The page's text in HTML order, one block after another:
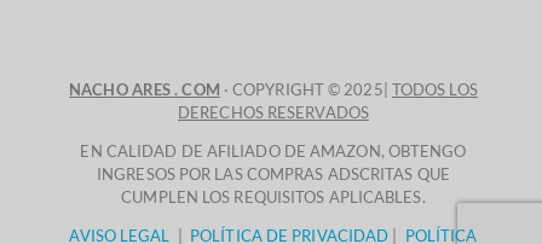
NACHO ARES . COM · COPYRIGHT © 2025| TODOS LOS
DERECHOS RESERVADOS
EN CALIDAD DE AFILIADO DE AMAZON, OBTENGO
INGRESOS POR LAS COMPRAS ADSCRITAS QUE
CUMPLEN LOS REQUISITOS APLICABLES.
AVISO LEGAL
POLÍTICA DE PRIVACIDAD POLÍTICA